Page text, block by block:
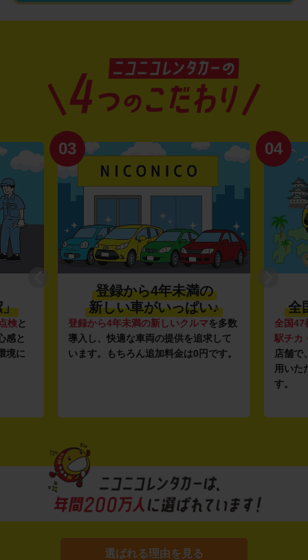
」
検と
感と
境に
03
登録から4年未満の
新しい車がいっぱい♪
登録から4年未満の新しいクルマを多数
導入し、快適な車両の提供を追求して
います。もちろん追加料金は0円です。
04
全
全国47
駅チカ
店舗で
用いた
す。
選ばれる理由を見る